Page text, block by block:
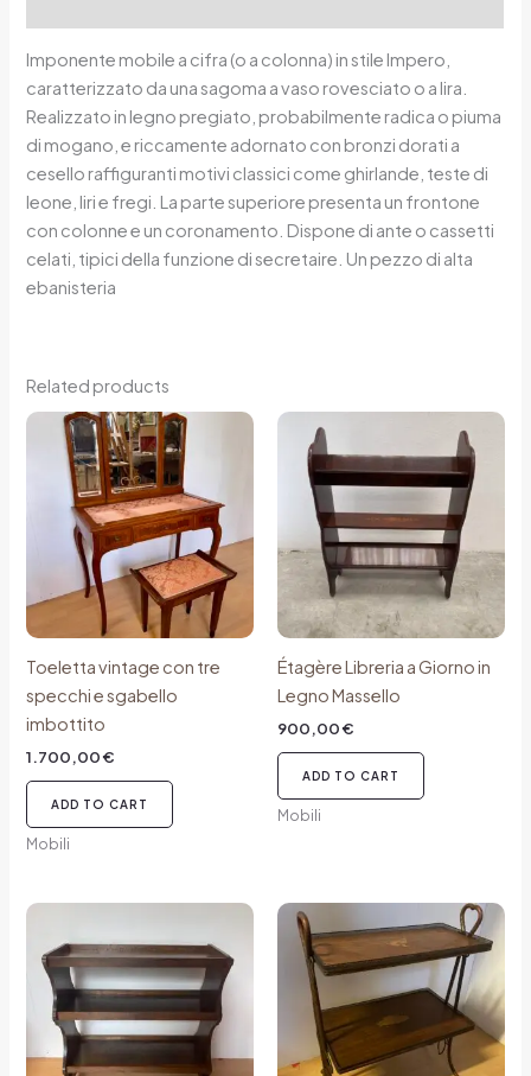
Imponente mobile a cifra (o a colonna) in stile Impero,
caratterizzato da una sagoma a vaso rovesciato o a lira.
Realizzato in legno pregiato, probabilmente radica o piuma
di mogano, e riccamente adornato con bronzi dorati a
cesello raffiguranti motivi classici come ghirlande, teste di
leone, liri e fregi. La parte superiore presenta un frontone
con colonne e un coronamento. Dispone di ante o cassetti
celati, tipici della funzione di secretaire. Un pezzo di alta
ebanisteria
Related products
Toeletta vintage con tre
specchi e sgabello
imbottito
1.700,00€
ADD TO CART
Mobili
Étagère Libreria a Giorno in
Legno Massello
900,00€
ADD TO CART
Mobili